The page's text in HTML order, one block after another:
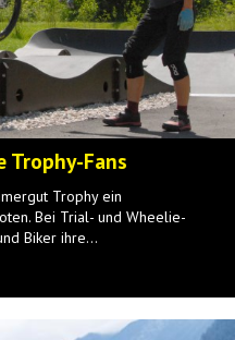
Fans
Trophy ein
Bei Trial- und Wheelie-
Biker ihre...